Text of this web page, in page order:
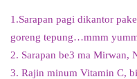
1.Sarapan pagi dikantor
goreng tepung…mmm
2. Sarapan be3 ma
3. Rajin minum Vitamin C,